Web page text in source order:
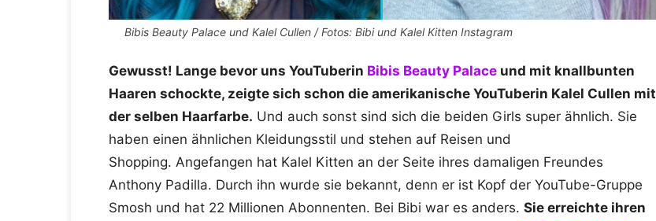
Bibis Beauty Palace und Kalel Cullen / Fotos: Bibi und Kalel Kitten Instagram
Gewusst! Lange bevor uns YouTuberin Bibis Beauty Palace und mit knallbunten
Haaren schockte, zeigte sich schon die amerikanische YouTuberin Kalel Cullen mit
der selben Haarfarbe. Und auch sonst sind sich die beiden Girls super ähnlich. Sie
haben einen ähnlichen Kleidungsstil und stehen auf Reisen und
Shopping. Angefangen hat Kalel Kitten an der Seite ihres damaligen Freundes
Anthony Padilla. Durch ihn wurde sie bekannt, denn er ist Kopf der YouTube-Gruppe
Smosh und hat 22 Millionen Abonnenten. Bei Bibi war es anders. Sie erreichte ihren